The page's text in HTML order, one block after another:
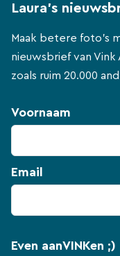
Laura's
Maak betere foto's
nieuwsbrief van Vink
zoals ruim 20.000
Voornaam
Email
Even aanVINKen ;)